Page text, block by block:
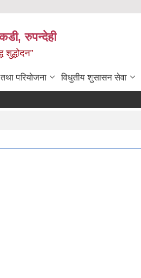
रुपन्देही
शुद्धोदन”
परियोजना विधुतीय शुसासन सेवा